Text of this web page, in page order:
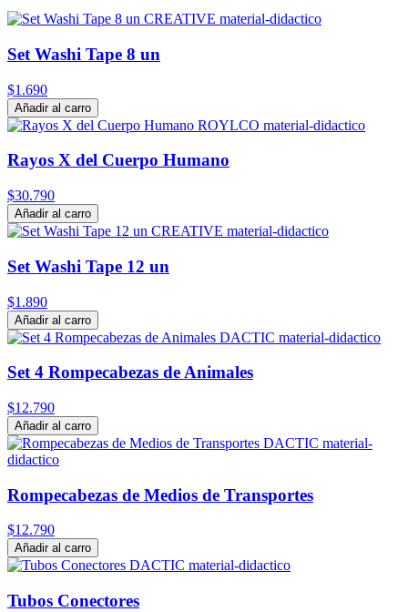
Set Washi Tape 8 un
$1.690
Añadir al carro
Rayos X del Cuerpo Humano
$30.790
Añadir al carro
Set Washi Tape 12 un
$1.890
Añadir al carro
Set 4 Rompecabezas de Animales
$12.790
Añadir al carro
Rompecabezas de Medios de Transportes
$12.790
Añadir al carro
Tubos Conectores